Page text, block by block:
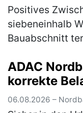
Positives
siebeneinhalb
Bauabschnitt
ADAC
korrekte
06.08.2026 –